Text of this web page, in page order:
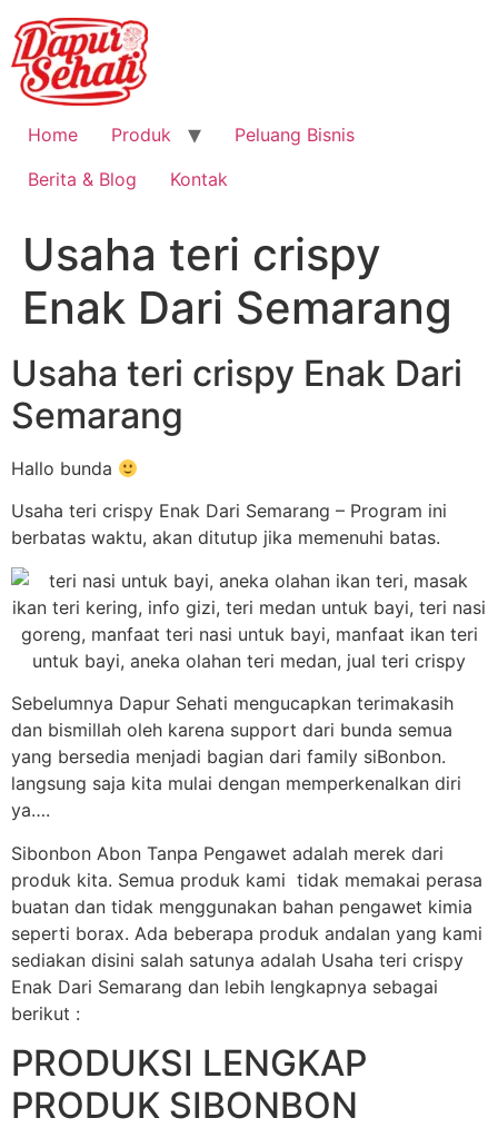
Home Produk
Peluang Bisnis
Berita & Blog
Kontak
Usaha teri crispy
Enak Dari Semarang
Usaha teri crispy Enak Dari
Semarang
Hallo bunda
Usaha teri crispy Enak Dari Semarang – Program ini
berbatas waktu, akan ditutup jika memenuhi batas.
Sebelumnya Dapur Sehati mengucapkan terimakasih
dan bismillah oleh karena support dari bunda semua
yang bersedia menjadi bagian dari family siBonbon.
langsung saja kita mulai dengan memperkenalkan diri
ya….
Sibonbon Abon Tanpa Pengawet adalah merek dari
produk kita. Semua produk kami tidak memakai perasa
buatan dan tidak menggunakan bahan pengawet kimia
seperti borax. Ada beberapa produk andalan yang kami
sediakan disini salah satunya adalah Usaha teri crispy
Enak Dari Semarang dan lebih lengkapnya sebagai
berikut :
PRODUKSI LENGKAP
PRODUK SIBONBON